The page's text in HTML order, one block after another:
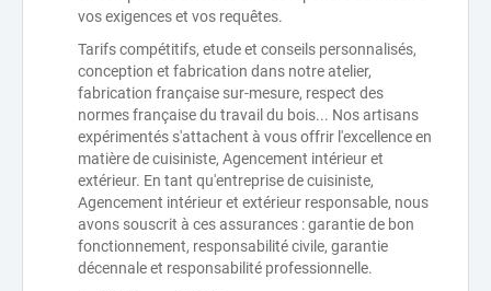
vos exigences et vos requêtes.
Tarifs compétitifs, etude et conseils personnalisés,
conception et fabrication dans notre atelier,
fabrication française sur-mesure, respect des
normes française du travail du bois... Nos artisans
expérimentés s'attachent à vous offrir l'excellence en
matière de cuisiniste, Agencement intérieur et
extérieur. En tant qu'entreprise de cuisiniste,
Agencement intérieur et extérieur responsable, nous
avons souscrit à ces assurances : garantie de bon
fonctionnement, responsabilité civile, garantie
décennale et responsabilité professionnelle.